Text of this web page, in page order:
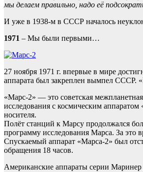
мы делаем правильно, надо её
И уже в 1938-м в СССР началось
1971 – Мы были первыми…
27 ноября 1971 г. впервые в мире
аппарата был закреплен вымпел СССР.
«Марс-2» — это советская
исследования с космическим
носителя.
Полёт станций к Марсу продолжался
программу исследования Марса. За это
Спускаемый аппарат «Марса-2» был
обращения 18 часов.
Американские аппараты серии Маринер